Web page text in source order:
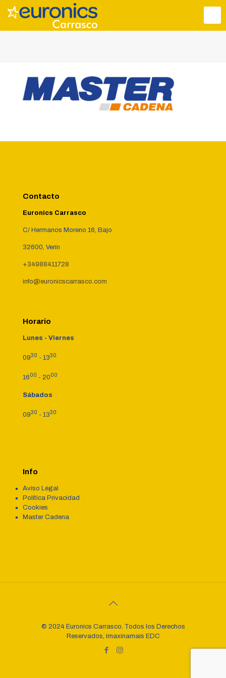
Contacto
Euronics Carrasco
C/ Hermanos Moreno 16, Bajo
32600, Verín
+34988411728
info@euronicscarrasco.com
Horario
Lunes - Viernes
0930 - 1330
1600 - 2000
Sábados
0930 - 1330
Info
Aviso Legal
Política Privacidad
Cookies
Master Cadena
© 2024 Euronics Carrasco. Todos los Derechos
Reservados, imaxinamais EDC